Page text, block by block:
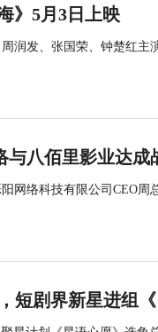
》5月3日上映
润发、张国荣、钟楚红主
与八佰里影业达成
网络科技有限公司CEO周
短剧界新星进组《